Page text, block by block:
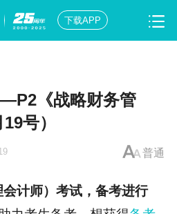
下载APP
《战略财务管
号）
普通
计师）考试，备考进行